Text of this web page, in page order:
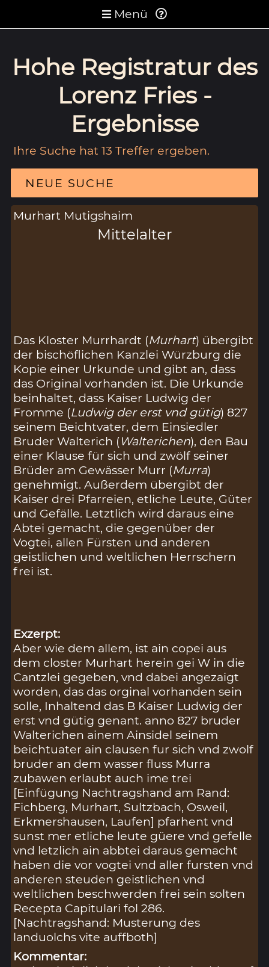
Menü
Hohe Registratur des
Lorenz Fries -
Ergebnisse
Ihre Suche hat 13 Treffer ergeben.
NEUE SUCHE
Murhart Mutigshaim
Mittelalter
Das Kloster Murrhardt (Murhart) übergibt
der bischöflichen Kanzlei Würzburg die
Kopie einer Urkunde und gibt an, dass
das Original vorhanden ist. Die Urkunde
beinhaltet, dass Kaiser Ludwig der
Fromme (Ludwig der erst vnd gütig) 827
seinem Beichtvater, dem Einsiedler
Bruder Walterich (Walterichen), den Bau
einer Klause für sich und zwölf seiner
Brüder am Gewässer Murr (Murra)
genehmigt. Außerdem übergibt der
Kaiser drei Pfarreien, etliche Leute, Güter
und Gefälle. Letztlich wird daraus eine
Abtei gemacht, die gegenüber der
Vogtei, allen Fürsten und anderen
geistlichen und weltlichen Herrschern
frei ist.
Exzerpt:
Aber wie dem allem, ist ain copei aus
dem closter Murhart herein gei W in die
Cantzlei gegeben, vnd dabei angezaigt
worden, das das orginal vorhanden sein
solle, Inhaltend das B Kaiser Ludwig der
erst vnd gütig genant. anno 827 bruder
Walterichen ainem Ainsidel seinem
beichtuater ain clausen fur sich vnd zwolf
bruder an dem wasser fluss Murra
zubawen erlaubt auch ime trei
[Einfügung Nachtragshand am Rand:
Fichberg, Murhart, Sultzbach, Osweil,
Erkmershausen, Laufen] pfarhent vnd
sunst mer etliche leute güere vnd gefelle
vnd letzlich ain abbtei daraus gemacht
haben die vor vogtei vnd aller fursten vnd
anderen steuden geistlichen vnd
weltlichen beschwerden frei sein solten
Recepta Capitulari fol 286.
[Nachtragshand: Musterung des
landuolchs vite auffboth]
Kommentar: